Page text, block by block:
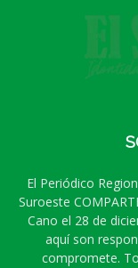
El Periódico
Suroeste
Cano el 28 de
aquí son
compromete.